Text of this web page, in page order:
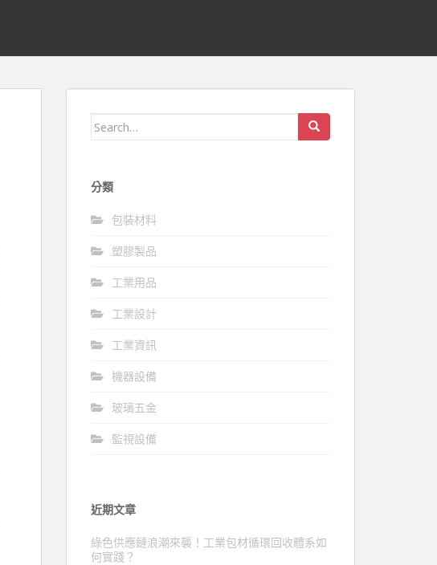
Search
分類
包裝材料
塑膠製品
工業用品
工業設計
工業資訊
機器設備
玻璃五金
監視設備
近期文章
綠色供應鏈浪潮來襲！工業包材循環回收體系如
何實踐？